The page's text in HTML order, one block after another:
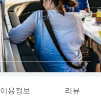
이용정보 리뷰